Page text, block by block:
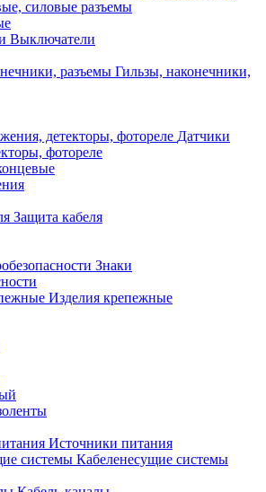
силовые разъемы
Выключатели
Гильзы, наконечники,
Датчики
фотореле
Защита кабеля
Знаки
Изделия крепежные
Источники питания
Кабеленесущие системы